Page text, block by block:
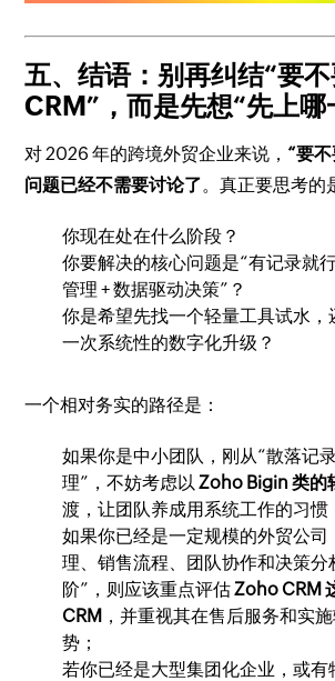
五、结语：别再纠结“要
CRM”，而是先想“先上哪
对 2026 年的跨境外贸企业来说， “要
问题已经不需要讨论了。真正要思考的
你现在处在什么阶段？
你要解决的核心问题是“有记录就
管理 + 数据驱动决策”？
你是希望先找一个轻量工具试水
一次系统性的数字化升级？
一个相对务实的路径是：
如果你是中小团队，刚从“散落记
理”，不妨考虑以Zoho Bigin 类的
渡，让团队养成用系统工作的习惯
如果你已经是一定规模的外贸公司
理、销售流程、团队协作和决策分
阶”，则应该重点评估Zoho CRM
CRM ，并重视其在售后服务和实
势；
若你已经是大型集团化企业，或有